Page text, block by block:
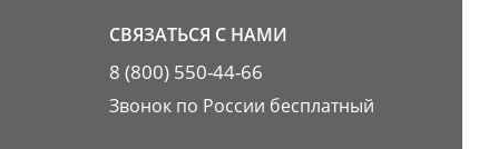
СВЯЗАТЬСЯ С НАМИ
8 (800) 550-44-66
Звонок по России бесплатный